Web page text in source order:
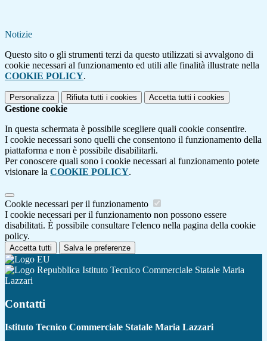
Notizie
Questo sito o gli strumenti terzi da questo utilizzati si avvalgono di
cookie necessari al funzionamento ed utili alle finalità illustrate nella
COOKIE POLICY.
Personalizza Rifiuta tutti i cookies Accetta tutti i cookies
Gestione cookie
In questa schermata è possibile scegliere quali cookie consentire.
I cookie necessari sono quelli che consentono il funzionamento della
piattaforma e non è possibile disabilitarli.
Per conoscere quali sono i cookie necessari al funzionamento potete
visionare la COOKIE POLICY.
Cookie necessari per il funzionamento
I cookie necessari per il funzionamento non possono essere
disabilitati. È possibile consultare l'elenco nella pagina della cookie
policy.
Accetta tutti Salva le preferenze
Istituto Tecnico Commerciale Statale Maria
Lazzari
Contatti
Istituto Tecnico Commerciale Statale Maria Lazzari